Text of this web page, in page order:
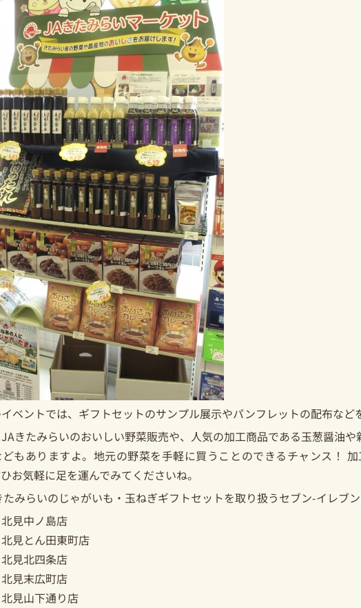
ベントでは、ギフトセットのサンプル展示やパンフレットの配布など
きたみらいのおいしい野菜販売や、人気の加工商品である玉葱醤油
もありますよ。地元の野菜を手軽に買うことのできるチャンス！
お気軽に足を運んでみてくださいね。
みらいのじゃがいも・玉ねぎギフトセットを取り扱うセブン-イレブン
北見中ノ島店
北見とん田東町店
北見北四条店
北見末広町店
北見山下通り店